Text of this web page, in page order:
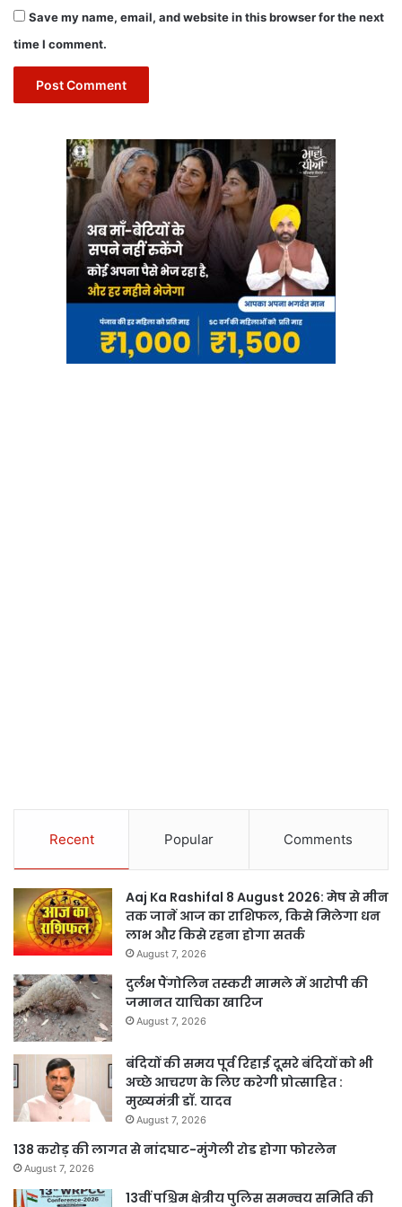
Save my name, email, and website in this browser for the next
time I comment.
Recent Popular Comments
Aaj Ka Rashifal 8 August 2026: मेष से मीन
तक जानें आज का राशिफल, किसे मिलेगा धन
लाभ और किसे रहना होगा सतर्क
August 7, 2026
दुर्लभ पैंगोलिन तस्करी मामले में आरोपी की
जमानत याचिका खारिज
August 7, 2026
बंदियों की समय पूर्व रिहाई दूसरे बंदियों को भी
अच्छे आचरण के लिए करेगी प्रोत्साहित :
मुख्यमंत्री डॉ. यादव
August 7, 2026
138 करोड़ की लागत से नांदघाट-मुंगेली रोड होगा फोरलेन
August 7, 2026
13वीं पश्चिम क्षेत्रीय पुलिस समन्वय समिति की